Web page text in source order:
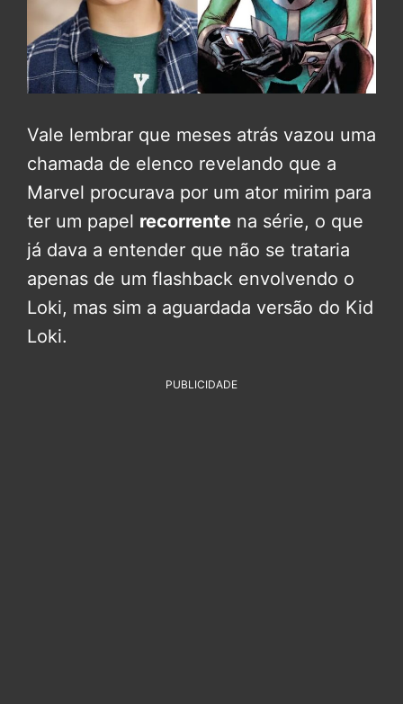
Vale lembrar que meses atrás vazou uma
chamada de elenco revelando que a
Marvel procurava por um ator mirim para
ter um papel recorrente na série, o que
já dava a entender que não se trataria
apenas de um flashback envolvendo o
Loki, mas sim a aguardada versão do Kid
Loki.
PUBLICIDADE